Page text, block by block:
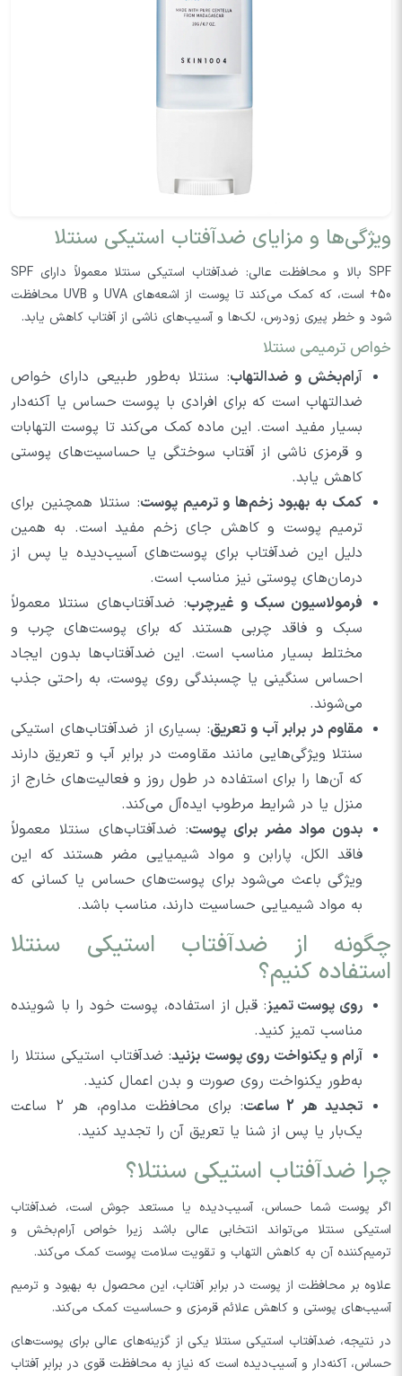
ویژگی‌ها و مزایای ضدآفتاب استیکی سنتلا
SPF بالا و محافظت عالی: ضدآفتاب استیکی سنتلا معمولاً دارای SPF
50+ است، که کمک می‌کند تا پوست از اشعه‌های UVA و UVB محافظت
شود و خطر پیری زودرس، لک‌ها و آسیب‌های ناشی از آفتاب کاهش یابد.
خواص ترمیمی سنتلا
آرام‌بخش و ضدالتهاب: سنتلا به‌طور طبیعی دارای خواص
ضدالتهاب است که برای افرادی با پوست حساس یا آکنه‌دار
بسیار مفید است. این ماده کمک می‌کند تا پوست التهابات
و قرمزی ناشی از آفتاب سوختگی یا حساسیت‌های پوستی
کاهش یابد.
کمک به بهبود زخم‌ها و ترمیم پوست: سنتلا همچنین برای
ترمیم پوست و کاهش جای زخم مفید است. به همین
دلیل این ضدآفتاب برای پوست‌های آسیب‌دیده یا پس از
درمان‌های پوستی نیز مناسب است.
فرمولاسیون سبک و غیرچرب: ضدآفتاب‌های سنتلا معمولاً
سبک و فاقد چربی هستند که برای پوست‌های چرب و
مختلط بسیار مناسب است. این ضدآفتاب‌ها بدون ایجاد
احساس سنگینی یا چسبندگی روی پوست، به راحتی جذب
می‌شوند.
مقاوم در برابر آب و تعریق: بسیاری از ضدآفتاب‌های استیکی
سنتلا ویژگی‌هایی مانند مقاومت در برابر آب و تعریق دارند
که آن‌ها را برای استفاده در طول روز و فعالیت‌های خارج از
منزل یا در شرایط مرطوب ایده‌آل می‌کند.
بدون مواد مضر برای پوست: ضدآفتاب‌های سنتلا معمولاً
فاقد الکل، پارابن و مواد شیمیایی مضر هستند که این
ویژگی باعث می‌شود برای پوست‌های حساس یا کسانی که
به مواد شیمیایی حساسیت دارند، مناسب باشد.
چگونه از ضدآفتاب استیکی سنتلا
استفاده کنیم؟
روی پوست تمیز: قبل از استفاده، پوست خود را با شوینده
مناسب تمیز کنید.
آرام و یکنواخت روی پوست بزنید: ضدآفتاب استیکی سنتلا را
به‌طور یکنواخت روی صورت و بدن اعمال کنید.
تجدید هر 2 ساعت
: برای محافظت مداوم، هر 2 ساعت
یک‌بار یا پس از شنا یا تعریق آن را تجدید کنید.
چرا ضدآفتاب استیکی سنتلا؟
اگر پوست شما حساس، آسیب‌دیده یا مستعد جوش است، ضدآفتاب
استیکی سنتلا می‌تواند انتخابی عالی باشد زیرا خواص آرام‌بخش و
ترمیم‌کننده آن به کاهش التهاب و تقویت سلامت پوست کمک می‌کند.
علاوه بر محافظت از پوست در برابر آفتاب، این محصول به بهبود و ترمیم
آسیب‌های پوستی و کاهش علائم قرمزی و حساسیت کمک می‌کند.
در نتیجه، ضدآفتاب استیکی سنتلا یکی از گزینه‌های عالی برای پوست‌های
حساس، آکنه‌دار و آسیب‌دیده است که نیاز به محافظت قوی در برابر آفتاب